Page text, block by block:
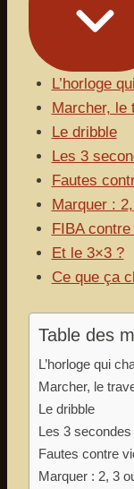
L’horloge
Marcher, le
Le dribble
Les 3
Fautes
Marquer :
FIBA
Et le 3×3 ?
Ce que ça
Table des
L’horloge qui
Marcher, le
Le dribble
Les 3
Fautes contre
Marquer : 2, 3